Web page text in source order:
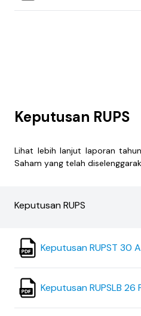
Keputusan RUPS
Lihat lebih lanjut laporan
Saham yang telah
Keputusan RUPS
Keputusan RUPST 30
Keputusan RUPSLB